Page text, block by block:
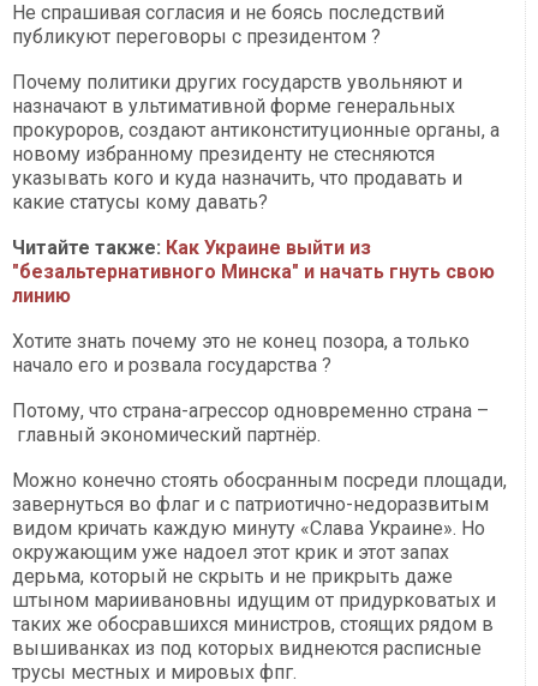
Не спрашивая согласия и не боясь последствий
публикуют переговоры с президентом ?
Почему политики других государств увольняют и
назначают в ультимативной форме генеральных
прокуроров, создают антиконституционные органы, а
новому избранному президенту не стесняются
указывать кого и куда назначить, что продавать и
какие статусы кому давать?
Читайте также: Как Украине выйти из
"безальтернативного Минска" и начать гнуть свою
линию
Хотите знать почему это не конец позора, а только
начало его и розвала государства ?
Потому, что страна-агрессор одновременно страна –
главный экономический партнёр.
Можно конечно стоять обосранным посреди площади,
завернуться во флаг и с патриотично-недоразвитым
видом кричать каждую минуту «Слава Украине». Но
окружающим уже надоел этот крик и этот запах
дерьма, который не скрыть и не прикрыть даже
штыном мариивановны идущим от придурковатых и
таких же обосравшихся министров, стоящих рядом в
вышиванках из под которых виднеются расписные
трусы местных и мировых фпг.